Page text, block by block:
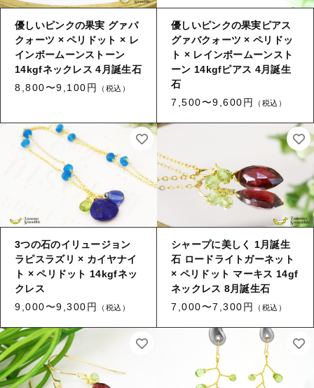
優しいピンクの果実 グァバ
クォーツ × ペリドット × レ
インボームーンストーン
14kgfネックレス 4月誕生石
8,800〜9,100円
（税込）
優しいピンクの果実ピアス
グァバクォーツ × ペリドッ
ト × レインボームーンスト
ーン 14kgfピアス 4月誕生
石
7,500〜9,600円
（税込）
3つの石のイリュージョン
ラピスラズリ × カイヤナイ
ト × ペリドット 14kgfネッ
クレス
9,000〜9,300円
（税込）
シャープに美しく 1月誕生
石 ロードライトガーネット
× ペリドット マーキス 14gf
ネックレス 8月誕生石
7,000〜7,300円
（税込）